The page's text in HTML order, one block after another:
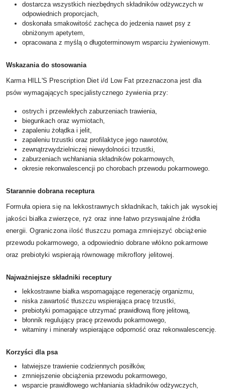
dostarcza wszystkich niezbędnych składników odżywczych w
odpowiednich proporcjach,
doskonała smakowitość zachęca do jedzenia nawet psy z
obniżonym apetytem,
opracowana z myślą o długoterminowym wsparciu żywieniowym.
Wskazania do stosowania
Karma HILL'S Prescription Diet i/d Low Fat przeznaczona jest dla
psów wymagających specjalistycznego żywienia przy:
ostrych i przewlekłych zaburzeniach trawienia,
biegunkach oraz wymiotach,
zapaleniu żołądka i jelit,
zapaleniu trzustki oraz profilaktyce jego nawrotów,
zewnątrzwydzielniczej niewydolności trzustki,
zaburzeniach wchłaniania składników pokarmowych,
okresie rekonwalescencji po chorobach przewodu pokarmowego.
Starannie dobrana receptura
Formuła opiera się na lekkostrawnych składnikach, takich jak wysokiej
jakości białka zwierzęce, ryż oraz inne łatwo przyswajalne źródła
energii. Ograniczona ilość tłuszczu pomaga zmniejszyć obciążenie
przewodu pokarmowego, a odpowiednio dobrane włókno pokarmowe
oraz prebiotyki wspierają równowagę mikroflory jelitowej.
Najważniejsze składniki receptury
lekkostrawne białka wspomagające regenerację organizmu,
niska zawartość tłuszczu wspierająca pracę trzustki,
prebiotyki pomagające utrzymać prawidłową florę jelitową,
błonnik regulujący pracę przewodu pokarmowego,
witaminy i minerały wspierające odporność oraz rekonwalescencję.
Korzyści dla psa
łatwiejsze trawienie codziennych posiłków,
zmniejszenie obciążenia przewodu pokarmowego,
wsparcie prawidłowego wchłaniania składników odżywczych,